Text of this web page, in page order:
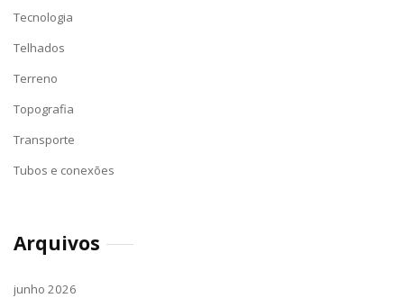
Tecnologia
Telhados
Terreno
Topografia
Transporte
Tubos e conexões
Arquivos
junho 2026